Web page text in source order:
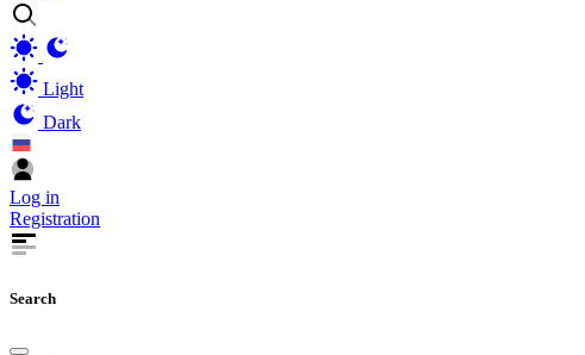
Light
Dark
Log in
Registration
Search